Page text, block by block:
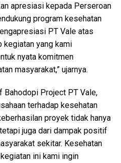
apresiasi kepada Perseroan
program kesehatan
PT Vale atas
kegiatan yang kami
nyata komitmen
masyarakat,” ujarnya.
Bahodopi Project PT Vale,
terhadap kesehatan
proyek tidak hanya
juga dari dampak positif
sekitar. Kesehatan
ini kami ingin